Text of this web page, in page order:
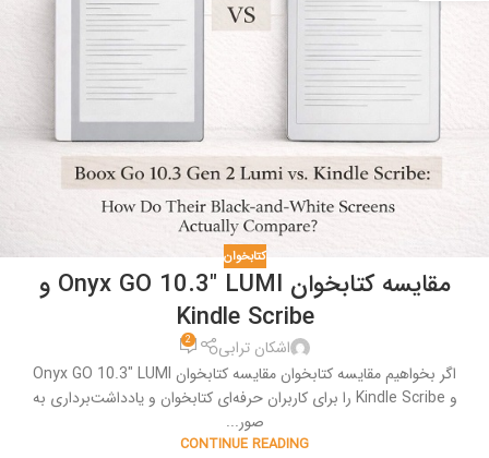
کتابخوان
مقایسه کتابخوان Onyx GO 10.3″ LUMI و
Kindle Scribe
اشکان ترابی 2
اگر بخواهیم مقایسه کتابخوان مقایسه کتابخوان Onyx GO 10.3" LUMI
و Kindle Scribe را برای کاربران حرفه‌ای کتابخوان و یادداشت‌برداری به
صور...
CONTINUE READING